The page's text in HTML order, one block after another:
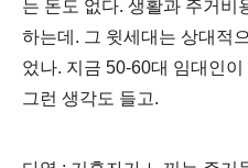
는 돈도 없다. 생활과 주거비
하는데. 그 윗세대는 상대적
었나. 지금 50-60대 임대인
그런 생각도 들고.